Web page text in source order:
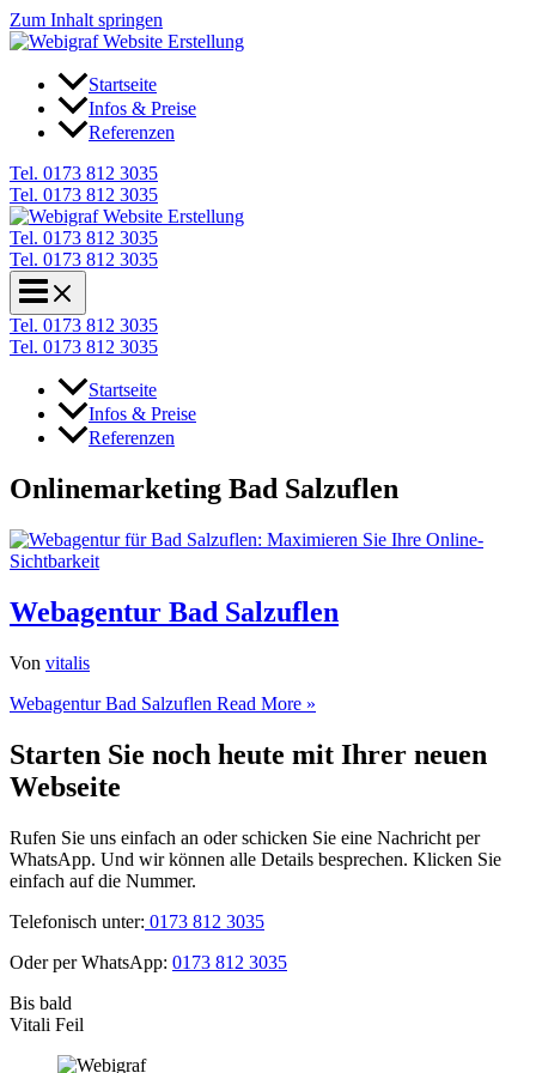
Zum Inhalt springen
Startseite
Infos & Preise
Referenzen
Tel. 0173 812 3035
Tel. 0173 812 3035
Tel. 0173 812 3035
Tel. 0173 812 3035
Tel. 0173 812 3035
Tel. 0173 812 3035
Startseite
Infos & Preise
Referenzen
Onlinemarketing Bad Salzuflen
Webagentur Bad Salzuflen
Von vitalis
Webagentur Bad Salzuflen Read More »
Starten Sie noch heute mit Ihrer neuen
Webseite
Rufen Sie uns einfach an oder schicken Sie eine Nachricht per
WhatsApp. Und wir können alle Details besprechen. Klicken Sie
einfach auf die Nummer.
Telefonisch unter: 0173 812 3035
Oder per WhatsApp: 0173 812 3035
Bis bald
Vitali Feil